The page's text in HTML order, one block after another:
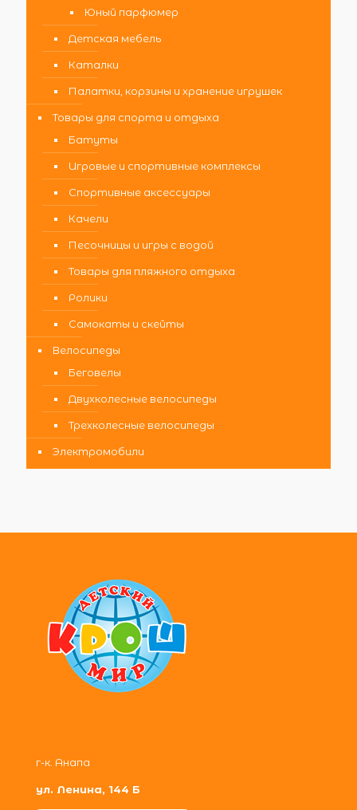
Юный парфюмер
Детская мебель
Каталки
Палатки, корзины и хранение игрушек
Товары для спорта и отдыха
Батуты
Игровые и спортивные комплексы
Спортивные аксессуары
Качели
Песочницы и игры с водой
Товары для пляжного отдыха
Ролики
Самокаты и скейты
Велосипеды
Беговелы
Двухколесные велосипеды
Трехколесные велосипеды
Электромобили
г-к. Анапа
ул. Ленина, 144 Б